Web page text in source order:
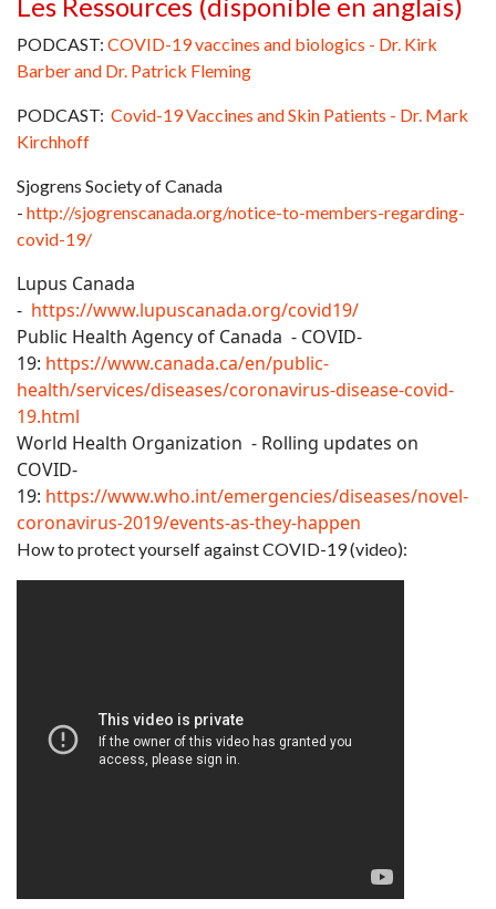
PODCAST: COVID-19 vaccines and biologics - Dr. Kirk
Barber and Dr. Patrick Fleming
PODCAST: Covid-19 Vaccines and Skin Patients - Dr. Mark
Kirchhoff
Sjogrens Society of Canada
- http://sjogrenscanada.org/notice-to-members-regarding-
covid-19/
Lupus Canada
- https://www.lupuscanada.org/covid19/
Public Health Agency of Canada - COVID-
19: https://www.canada.ca/en/public-
health/services/diseases/coronavirus-disease-covid-
19.html
World Health Organization - Rolling updates on
COVID-
19: https://www.who.int/emergencies/diseases/novel-
coronavirus-2019/events-as-they-happen
How to protect yourself against COVID-19 (video):